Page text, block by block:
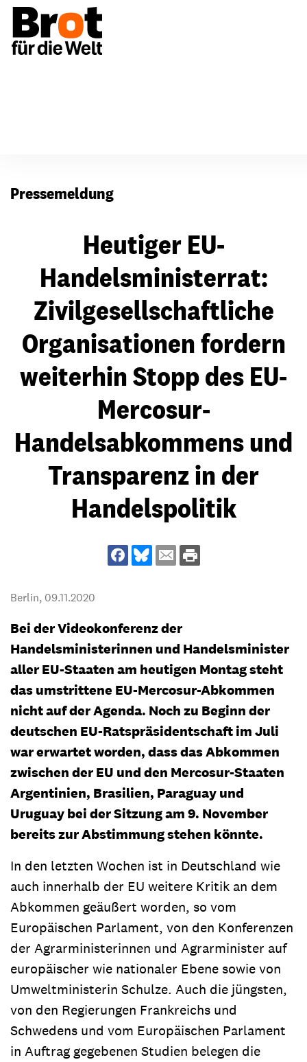
Pressemeldung
Heutiger EU-
Handelsministerrat:
Zivilgesellschaftliche
Organisationen fordern
weiterhin Stopp des EU-
Mercosur-
Handelsabkommens und
Transparenz in der
Handelspolitik
Berlin, 09.11.2020
Bei der Videokonferenz der
Handelsministerinnen und Handelsminister
aller EU-Staaten am heutigen Montag steht
das umstrittene EU-Mercosur-Abkommen
nicht auf der Agenda. Noch zu Beginn der
deutschen EU-Ratspräsidentschaft im Juli
war erwartet worden, dass das Abkommen
zwischen der EU und den Mercosur-Staaten
Argentinien, Brasilien, Paraguay und
Uruguay bei der Sitzung am 9. November
bereits zur Abstimmung stehen könnte.
In den letzten Wochen ist in Deutschland wie
auch innerhalb der EU weitere Kritik an dem
Abkommen geäußert worden, so vom
Europäischen Parlament, von den Konferenzen
der Agrarministerinnen und Agrarminister auf
europäischer wie nationaler Ebene sowie von
Umweltministerin Schulze. Auch die jüngsten,
von den Regierungen Frankreichs und
Schwedens und vom Europäischen Parlament
in Auftrag gegebenen Studien belegen die